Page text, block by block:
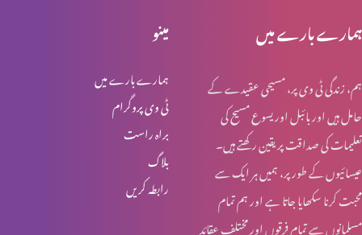
خواجہ سرا کا مقام کلام مقدس میں (حصہ 1)
قربانی کا گوشت اور خواتین کی زمداری
مینو
ہمارے بارے میں
ٹی وی پروگرام
براہ راست
بلاگ
رابطہ کریں
ہمارے بارے میں
ہم، زندگی ٹی وی پر، مسیحی عقیدے کے
حامل ہیں اور بائبل اور یسوع مسیح کی
تعلیمات کی صداقت پر یقین رکھتے ہیں۔
عیسائیوں کے طور پر، ہمیں ہر ایک سے
محبت کرنا سکھایا جاتا ہے اور ہم تمام
مسلمانوں سے تمام فرقوں اور مختلف عقائد